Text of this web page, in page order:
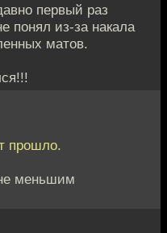
первый раз
понял из-за накала
матов.
прошло.
меньшим